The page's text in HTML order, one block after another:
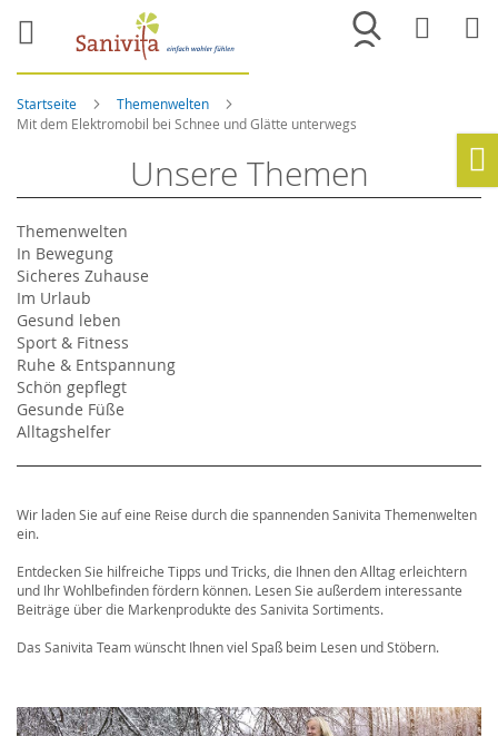
Merkliste
Startseite
Themenwelten
Mit dem Elektromobil bei Schnee und Glätte unterwegs
Unsere Themen
Themenwelten
In Bewegung
Sicheres Zuhause
Im Urlaub
Gesund leben
Sport & Fitness
Ruhe & Entspannung
Schön gepflegt
Gesunde Füße
Alltagshelfer
Wir laden Sie auf eine Reise durch die spannenden Sanivita Themenwelten
ein.
Entdecken Sie hilfreiche Tipps und Tricks, die Ihnen den Alltag erleichtern
und Ihr Wohlbefinden fördern können. Lesen Sie außerdem interessante
Beiträge über die Markenprodukte des Sanivita Sortiments.
Das Sanivita Team wünscht Ihnen viel Spaß beim Lesen und Stöbern.